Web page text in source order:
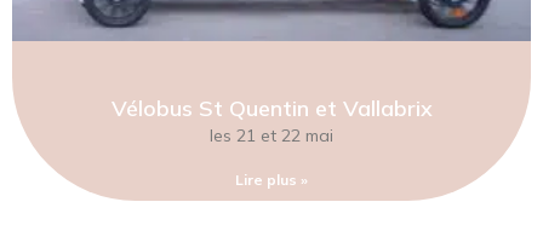
Vélobus St Quentin et Vallabrix
les 21 et 22 mai
Lire plus »